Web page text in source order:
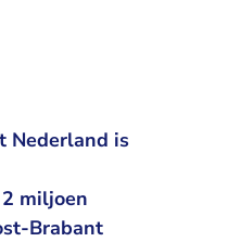
Nederland is
miljoen
Brabant